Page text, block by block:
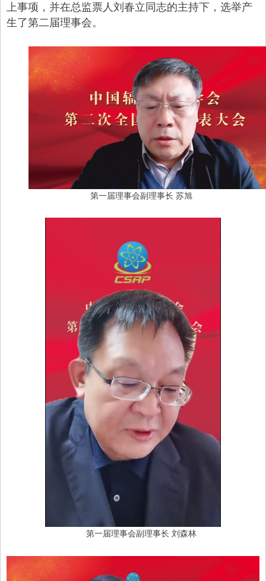
上事项，并在总监票人刘春立同志的主持下，选举产
生了第二届理事会。
第一届理事会副理事长 苏旭
第一届理事会副理事长 刘森林